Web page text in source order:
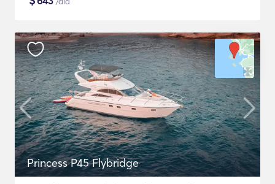
Princess P45 Flybridge